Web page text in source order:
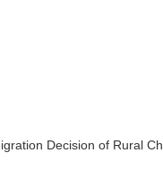
Decision of Rural